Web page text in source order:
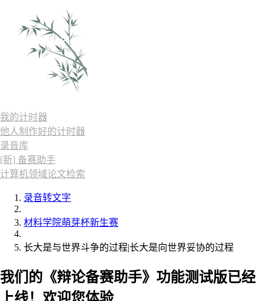
我的计时器
他人制作好的计时器
录音库
[新] 备赛助手
计算机领域论文检索
录音转文字
材料学院萌芽杯新生赛
长大是与世界斗争的过程|长大是向世界妥协的过程
我们的《辩论备赛助手》功能测试版已经